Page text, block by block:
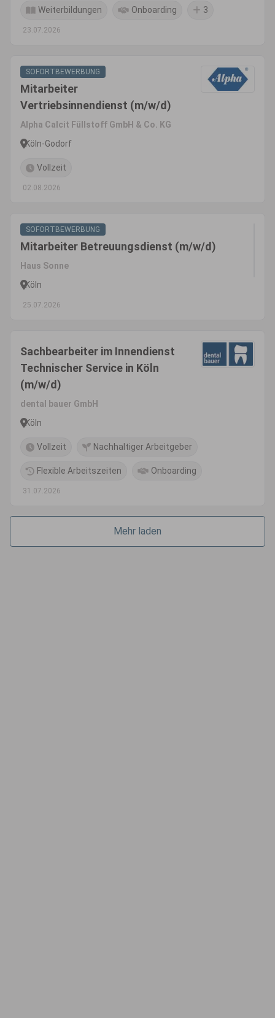
Weiterbildungen Onboarding 3
23.07.2026
SOFORTBEWERBUNG
Mitarbeiter
Vertriebsinnendienst (m/w/d)
Alpha Calcit Füllstoff GmbH & Co. KG
Köln-Godorf
Vollzeit
02.08.2026
SOFORTBEWERBUNG
Mitarbeiter Betreuungsdienst (m/w/d)
Haus Sonne
Köln
25.07.2026
Sachbearbeiter im Innendienst
Technischer Service in Köln
(m/w/d)
dental bauer GmbH
Köln
Vollzeit Nachhaltiger Arbeitgeber
Flexible Arbeitszeiten Onboarding
31.07.2026
Mehr laden